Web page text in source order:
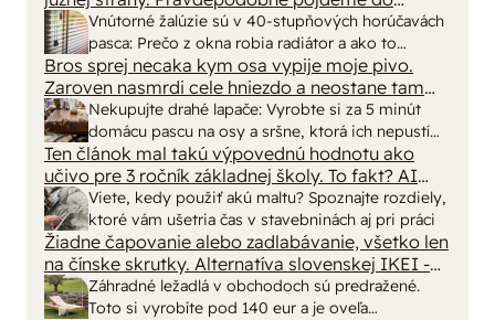
Vnútorné žalúzie sú v 40-stupňových horúčavách
pasca: Prečo z okna robia radiátor a ako to
vyriešiť za pár eur?
vonkajšieho tienenia na spôsob markízy
250x150cm. Čínsky predajcovia idú okolo 100
eur kus.
Nekupujte drahé lapače: Vyrobte si za 5 minút
domácu pascu na osy a sršne, ktorá ich nepustí
von
Bros sprej necaka kym osa vypije moje pivo.
Zaroven nasmrdi cele hniezdo a neostane tam
nic zive. Vasa pasca naucinke moc efektivne.
Skor pritiahne slimaky
Viete, kedy použiť akú maltu? Spoznajte rozdiely,
ktoré vám ušetria čas v stavebninách aj pri práci
Ten článok mal takú výpovednú hodnotu ako
učivo pre 3 ročník základnej školy. To fakt? AI
alebo nejaka kniha z VŠ? Dnešné rychlotvrdnuce
malty - pevnosť 40 Mpa a doba schnutia tak 15
minut , k tomu vodotesné s kryštálikou. A rozdiel
- schnutie a zretie. Nič?
Záhradné ležadlá v obchodoch sú predražené.
Toto si vyrobíte pod 140 eur a je oveľa
Žiadne čapovanie alebo zadlabávanie, všetko len
na čínske skrutky. Alternatíva slovenskej IKEI -
čo sa týka pevnosti. Autor si nedal veľa námahy s
remeselným spracovaním, škoda. No lepšie než